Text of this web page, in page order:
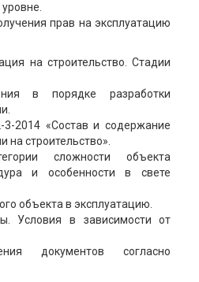
прав на эксплуатацию
на строительство. Стадии
в порядке разработки
2014 «Состав и содержание
на строительство».
сложности объекта
и особенности в свете
объекта в эксплуатацию.
Условия в зависимости от
документов согласно